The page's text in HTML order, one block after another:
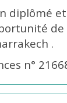
diplômé
.
n°